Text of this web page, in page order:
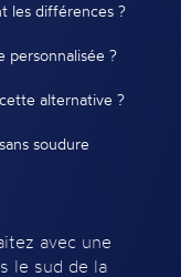
les différences ?
personnalisée ?
alternative ?
soudure
avec une
le sud de la